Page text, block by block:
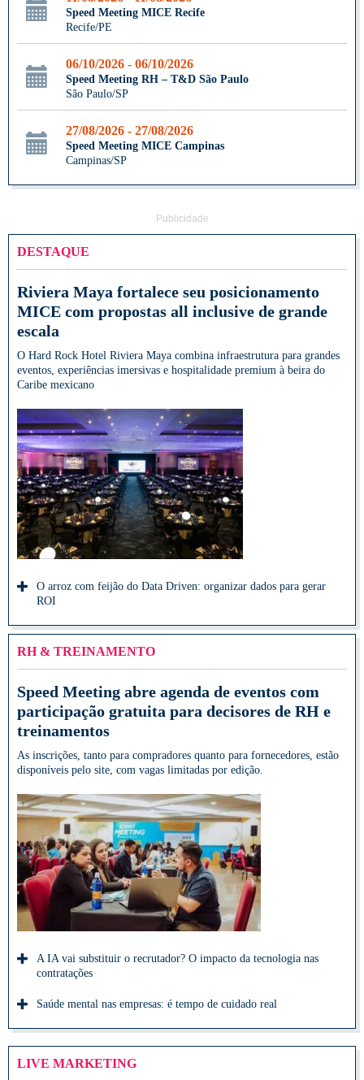
Speed Meeting MICE Recife
Recife/PE
06/10/2026 - 06/10/2026
Speed Meeting RH – T&D São Paulo
São Paulo/SP
27/08/2026 - 27/08/2026
Speed Meeting MICE Campinas
Campinas/SP
Publicidade
DESTAQUE
Riviera Maya fortalece seu posicionamento
MICE com propostas all inclusive de grande
escala
O Hard Rock Hotel Riviera Maya combina infraestrutura para grandes
eventos, experiências imersivas e hospitalidade premium à beira do
Caribe mexicano
O arroz com feijão do Data Driven: organizar dados para gerar
ROI
RH & TREINAMENTO
Speed Meeting abre agenda de eventos com
participação gratuita para decisores de RH e
treinamentos
As inscrições, tanto para compradores quanto para fornecedores, estão
disponíveis pelo site, com vagas limitadas por edição.
A IA vai substituir o recrutador? O impacto da tecnologia nas
contratações
Saúde mental nas empresas: é tempo de cuidado real
LIVE MARKETING